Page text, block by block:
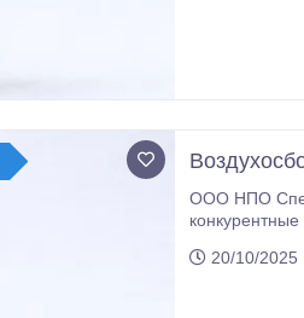
ООО НПО
20/10/2025